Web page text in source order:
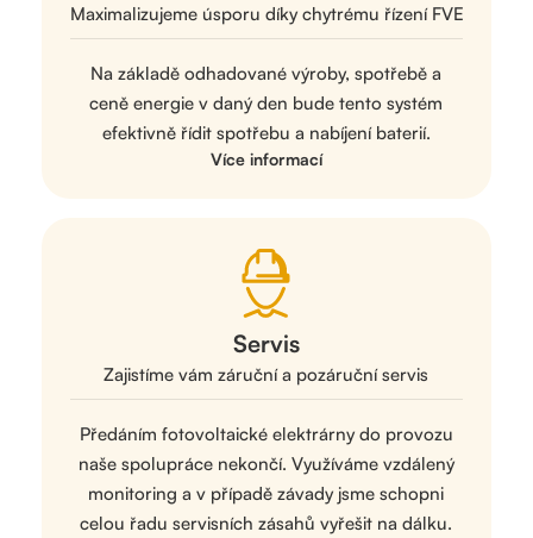
Maximalizujeme úsporu díky chytrému řízení FVE
Na základě odhadované výroby, spotřebě a
ceně energie v daný den bude tento systém
efektivně řídit spotřebu a nabíjení baterií.
Více informací
Servis
Zajistíme vám záruční a pozáruční servis
Předáním fotovoltaické elektrárny do provozu
naše spolupráce nekončí. Využíváme vzdálený
monitoring a v případě závady jsme schopni
celou řadu servisních zásahů vyřešit na dálku.